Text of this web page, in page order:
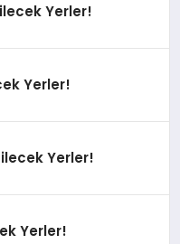
Yerler!
Yerler!
Yerler!
Yerler!